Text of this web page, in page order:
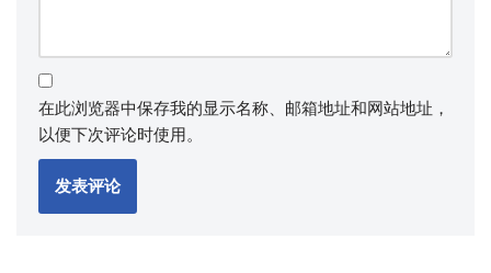
在此浏览器中保存我的显示名称、邮箱地址和网站地址，
以便下次评论时使用。